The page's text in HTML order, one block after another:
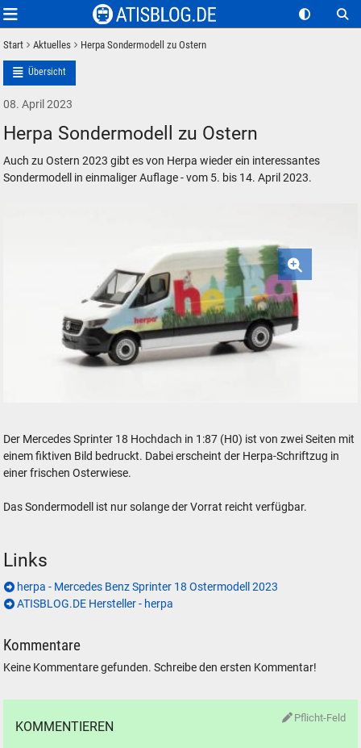
Start Aktuelles Herpa Sondermodell zu Ostern
Übersicht
08. April 2023
Herpa Sondermodell zu Ostern
Auch zu Ostern 2023 gibt es von Herpa wieder ein interessantes
Sondermodell in einmaliger Auflage - vom 5. bis 14. April 2023.
Der Mercedes Sprinter 18 Hochdach in 1:87 (H0) ist von zwei Seiten mit
einem fiktiven Bild bedruckt. Dabei erscheint der Herpa-Schriftzug in
einer frischen Osterwiese.
Das Sondermodell ist nur solange der Vorrat reicht verfügbar.
Links
herpa - Mercedes Benz Sprinter 18 Ostermodell 2023
ATISBLOG.DE Hersteller - herpa
Kommentare
Keine Kommentare gefunden. Schreibe den ersten Kommentar!
Pflicht-Feld
KOMMENTIEREN